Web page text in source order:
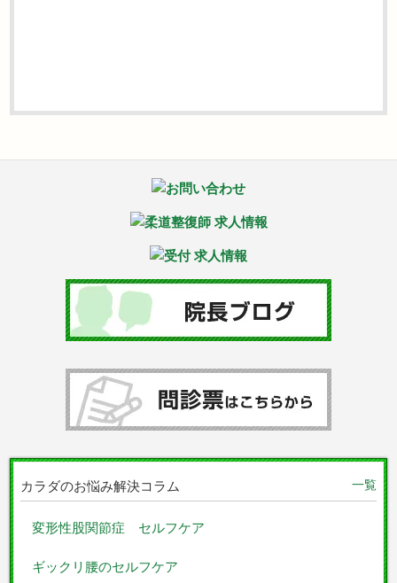
カラダのお悩み解決コラム 一覧
変形性股関節症 セルフケア
ギックリ腰のセルフケア